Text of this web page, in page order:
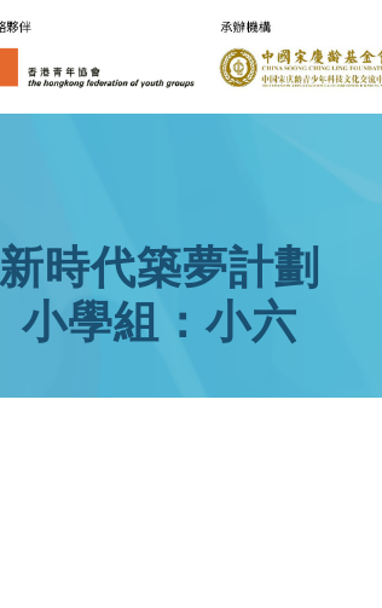
新時代築夢計劃
小學組：小六